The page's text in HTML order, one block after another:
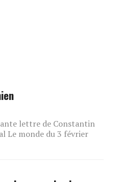
lettre de Constantin
Le monde du 3 février